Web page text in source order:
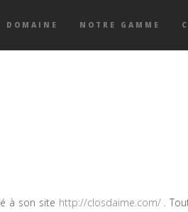
DOMAINE NOTRE GAMME
à son site http://closdaime.com/.